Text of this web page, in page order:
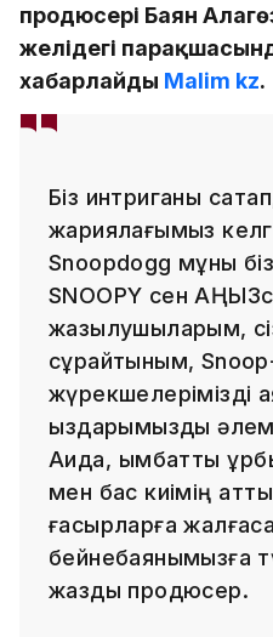
продюсері Баян
желідегі
хабарлайды Malim kz.
Біз интриганы
жариялағымыз
Snoopdogg мұны
SNOOPY сен
жазылушыларым,
сұрайтыным, Snoop-
жүрекшелерімізді
қыздарымызды
Аида, қымбатты
мен бас киімің
ғасырларға
бейнебаянымызға
жазды продюсер.